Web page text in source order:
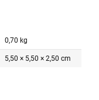
0,70 kg
5,50 × 5,50 × 2,50 cm